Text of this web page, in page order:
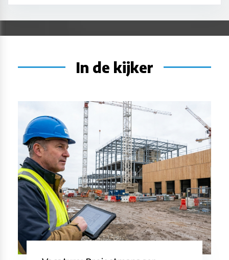
In de kijker